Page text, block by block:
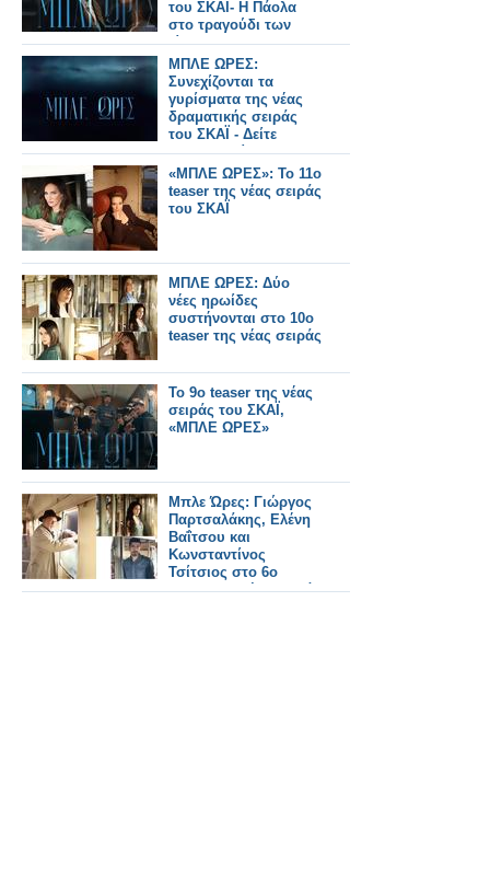
του ΣΚΑΪ- Η Πάολα
στο τραγούδι των
τίτλων
ΜΠΛΕ ΩΡΕΣ:
Συνεχίζονται τα
γυρίσματα της νέας
δραματικής σειράς
του ΣΚΑΪ - Δείτε
φωτογραφίες...
«ΜΠΛΕ ΩΡΕΣ»: Το 11ο
teaser της νέας σειράς
του ΣΚΑΪ
ΜΠΛΕ ΩΡΕΣ: Δύο
νέες ηρωίδες
συστήνονται στο 10ο
teaser της νέας σειράς
Το 9ο teaser της νέας
σειράς του ΣΚΑΪ,
«ΜΠΛΕ ΩΡΕΣ»
Μπλε Ώρες: Γιώργος
Παρτσαλάκης, Ελένη
Βαΐτσου και
Κωνσταντίνος
Τσίτσιος στο 6ο
teaser της νέας σειράς